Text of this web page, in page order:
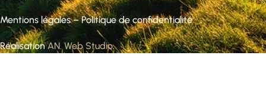
Mentions légales–Politique de confidentialité
RéalisationAN. Web Studio.